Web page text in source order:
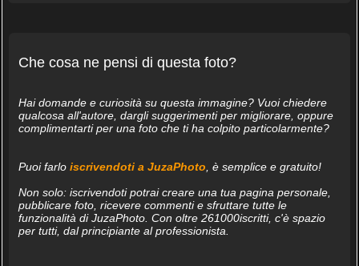
Che cosa ne pensi di questa foto?
Hai domande e curiosità su questa immagine? Vuoi chiedere
qualcosa all'autore, dargli suggerimenti per migliorare, oppure
complimentarti per una foto che ti ha colpito particolarmente?
Puoi farlo iscrivendoti a JuzaPhoto , è semplice e gratuito!
Non solo: iscrivendoti potrai creare una tua pagina personale,
pubblicare foto, ricevere commenti e sfruttare tutte le
funzionalità di JuzaPhoto. Con oltre 261000iscritti, c'è spazio
per tutti, dal principiante al professionista.